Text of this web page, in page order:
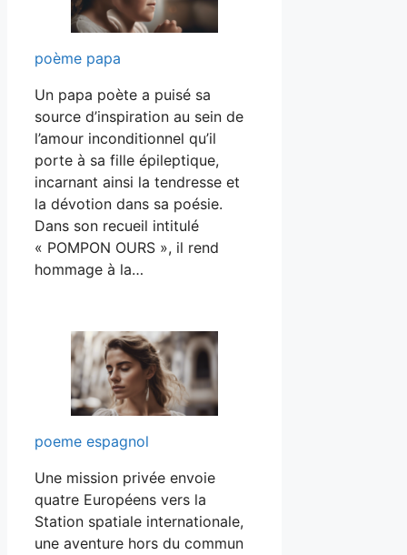
poème papa
Un papa poète a puisé sa
source d’inspiration au sein de
l’amour inconditionnel qu’il
porte à sa fille épileptique,
incarnant ainsi la tendresse et
la dévotion dans sa poésie.
Dans son recueil intitulé
« POMPON OURS », il rend
hommage à la…
poeme espagnol
Une mission privée envoie
quatre Européens vers la
Station spatiale internationale,
une aventure hors du commun